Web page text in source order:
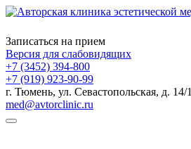
Записаться на прием
Версия для слабовидящих
+7 (3452) 394-800
+7 (919) 923-90-99
г. Тюмень, ул. Севастопольская, д. 14/1
med@avtorclinic.ru